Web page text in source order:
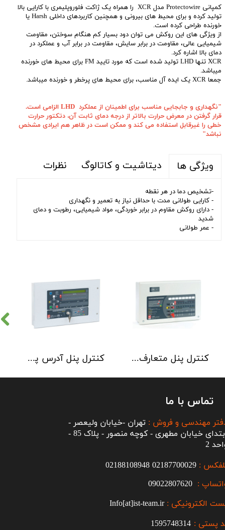
کمپانی Protectowire مدل XCR را همراه یک ژاکت فلوروپلیمری با کارایی بالا
تولید کرده و برای محیط های بیرونی و همچنین کاربردهای داخلی Harsh یا
خورنده طراحی کرده است.
از ویژگی های این روکش می توان دود بسیار کم هنگام سوختن، مقاومت
شیمیایی عالی، مقاومت در برابر سایش، مقاومت در برابر آب و عملکرد در
دمای بالا اشاره کرد.
XCR تنها LHD تولید شده است که مورد تایید FM برای محیط های خورنده
میباشد.
جمعا XCR یک ایده آل مناسب، برای محیط های پرخطر و خورنده میباشد.
"نگهداری و جابجایی مناسب برای اطمینان از عملکرد LHD الزامی است.
قرار گرفتن در معرض حرارت بالاتر از درجه دمای ثابت آن، دتکتور حرارت
خطی را غیرقابل استفاده می کند و ممکن است در ظاهر هم ایرادی مشخص
نباشد"
ویژگی ها دیتاشیت و کاتالوگ نظرات
-تشخیص دما در هر نقطه
- کارایی طولانی مدت با حداقل نیاز به تعمیر و نگهداری
- دارای روکش مقاوم در برابر خوردگی، مواد شیمیایی، رطوبت و دمای
شدید
- عمر طولانی
کنترل پنل آدرس پذیر C-TEC سری XFP دو لوپ 32 زون کنترل پنل متعارف C-TEC سری CFP 8 Zone
تماس با ما
:
02187700029
02188108948
الکترونیکی :Info[at]ist-team.ir
:
مهندسی و فروش : تهران -خیابان ولیعصر -
ابتدای خیابان مطهری - کوچه منصور - پلاک 85 -
2
پستی : 1595748314